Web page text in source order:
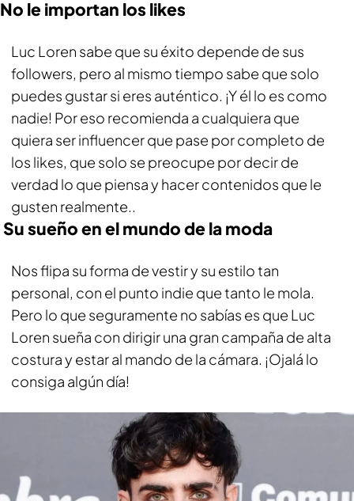
No le importan los likes
Luc Loren sabe que su éxito depende de sus
followers, pero al mismo tiempo sabe que solo
puedes gustar si eres auténtico. ¡Y él lo es como
nadie! Por eso recomienda a cualquiera que
quiera ser influencer que pase por completo de
los likes, que solo se preocupe por decir de
verdad lo que piensa y hacer contenidos que le
gusten realmente..
Su sueño en el mundo de la moda
Nos flipa su forma de vestir y su estilo tan
personal, con el punto indie que tanto le mola.
Pero lo que seguramente no sabías es que Luc
Loren sueña con dirigir una gran campaña de alta
costura y estar al mando de la cámara. ¡Ojalá lo
consiga algún día!